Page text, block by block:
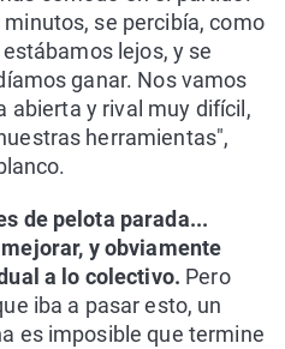
se percibía, como
lejos, y se
ganar. Nos vamos
abierta y rival muy difícil,
herramientas",
de pelota parada...
y obviamente
a lo colectivo. Pero
iba a pasar esto, un
es imposible que termine